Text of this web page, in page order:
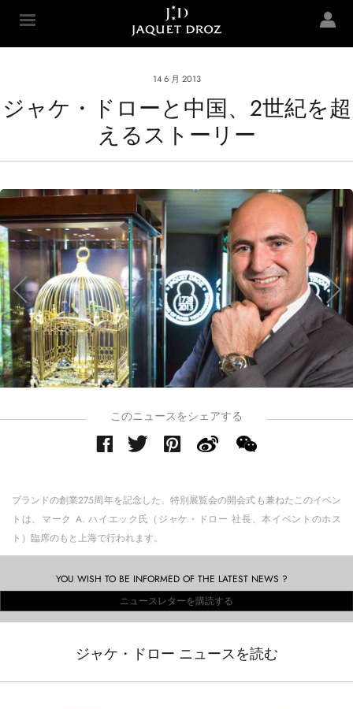
content
Jaquet Droz
14 6 月 2013
ジャケ・ドローと中国、2世紀を超
えるストーリー
このニュースをシェアする
ブランドの創業275周年を記念した、特別展覧会の開会式も兼ねたこのイベン
トは、マーク A. ハイエック氏（ジャケ・ドロー 社長、本イベントのホス
ト）臨席のもと上海で行われます。
YOU WISH TO BE INFORMED OF THE LATEST NEWS ?
ニュースレターを購読する
ジャケ・ドロー ニュースを読む